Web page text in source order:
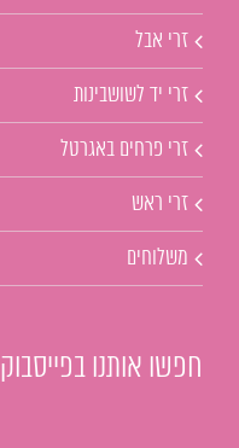
זרי אבל
זרי יד לשושבינות
זרי פרחים באגרטל
זרי ראש
משלוחים
חפשו אותנו בפייסבוק